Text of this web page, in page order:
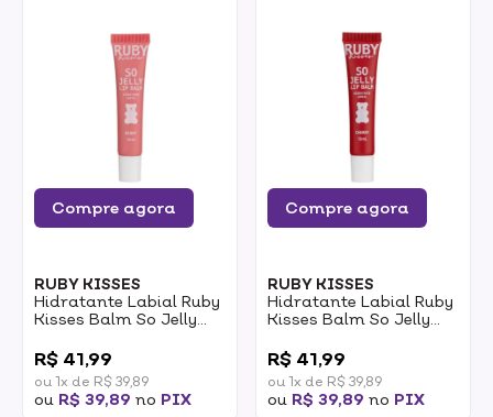
Compre agora
RUBY KISSES
Hidratante Labial Ruby
Kisses Balm So Jelly
R$ 41,99
ou 1x de R$ 39,89
ou R$ 39,89 no PIX
Compre agora
RUBY KISSES
Hidratante Labial Ruby
Kisses Balm So Jelly
R$ 41,99
ou 1x de R$ 39,89
ou R$ 39,89 no PIX